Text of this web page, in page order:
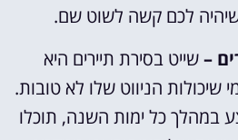
לכם קשה לשוט שם.
–שייט בסירת תיירים היא
הניווט שלו לא טובות.
במהלך כל ימות השנה, תוכלו